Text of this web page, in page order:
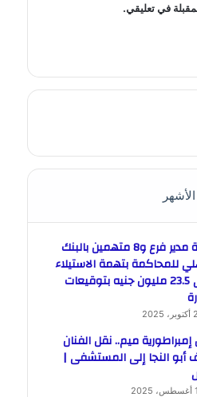
في تعليقي.
الأشهر
إحالة مدير فرع و8 متهمين بالبنك
للمحاكمة بتهمة الاستيلاء
على 23.5 مليون جنيه بتوقيعات
ميم.. نقل الفنان
أبو النجا إلى المستشفى |